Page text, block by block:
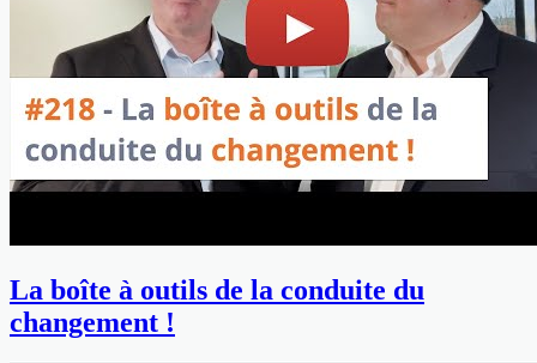
La boîte à outils de la conduite du
changement !